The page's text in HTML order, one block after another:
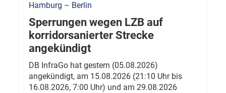
Hamburg – Berlin
Sperrungen wegen LZB auf
korridorsanierter Strecke
angekündigt
DB InfraGo hat gestern (05.08.2026)
angekündigt, am 15.08.2026 (21:10 Uhr bis
16.08.2026, 7:00 Uhr) und am 29.08.2026